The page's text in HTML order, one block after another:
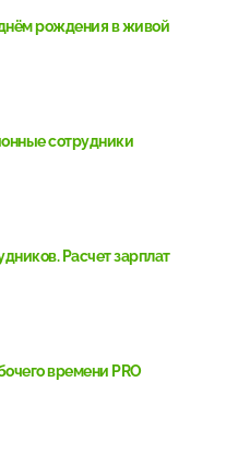
рождения в живой
сотрудники
Расчет зарплат
времени PRO